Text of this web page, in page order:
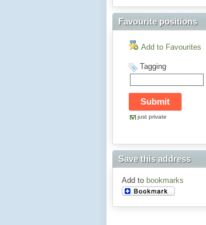
Favourite positions
Add to Favourites
Tagging
just private
Save this address
Add to bookmarks